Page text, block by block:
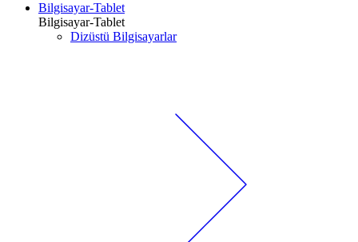
Bilgisayar-Tablet
Bilgisayar-Tablet
Dizüstü Bilgisayarlar